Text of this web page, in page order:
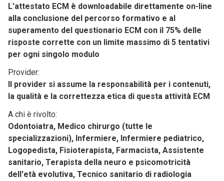
L’attestato ECM è downloadabile direttamente on-line
alla conclusione del percorso formativo e al
superamento del questionario ECM con il 75% delle
risposte corrette con un limite massimo di 5 tentativi
per ogni singolo modulo
Provider:
Il provider si assume la responsabilità per i contenuti,
la qualità e la correttezza etica di questa attività ECM
A chi è rivolto:
Odontoiatra, Medico chirurgo (tutte le
specializzazioni), Infermiere, Infermiere pediatrico,
Logopedista, Fisioterapista, Farmacista, Assistente
sanitario, Terapista della neuro e psicomotricità
dell'età evolutiva, Tecnico sanitario di radiologia